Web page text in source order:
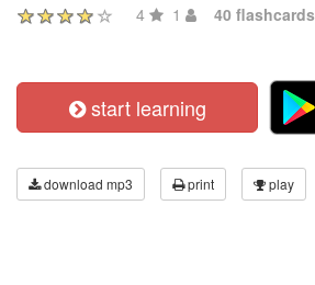
4 1 40 flashcards
start learning
download mp3 print play